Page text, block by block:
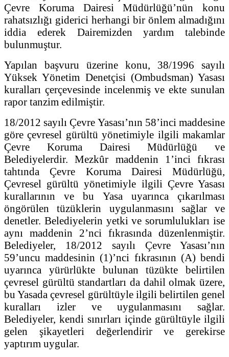
Çevre Koruma Dairesi Müdürlüğü’nün konu
rahatsızlığı giderici herhangi bir önlem almadığını
iddia ederek Dairemizden yardım talebinde
bulunmuştur.
Yapılan başvuru üzerine konu, 38/1996 sayılı
Yüksek Yönetim Denetçisi (Ombudsman) Yasası
kuralları çerçevesinde incelenmiş ve ekte sunulan
rapor tanzim edilmiştir.
18/2012 sayılı Çevre Yasası’nın 58’inci maddesine
göre çevresel gürültü yönetimiyle ilgili makamlar
Çevre Koruma Dairesi Müdürlüğü ve
Belediyelerdir. Mezkûr maddenin 1’inci fıkrası
tahtında Çevre Koruma Dairesi Müdürlüğü,
Çevresel gürültü yönetimiyle ilgili Çevre Yasası
kurallarının ve bu Yasa uyarınca çıkarılması
öngörülen tüzüklerin uygulanmasını sağlar ve
denetler. Belediyelerin yetki ve sorumlulukları ise
aynı maddenin 2’nci fıkrasında düzenlenmiştir.
Belediyeler, 18/2012 sayılı Çevre Yasası’nın
59’uncu maddesinin (1)’nci fıkrasının (A) bendi
uyarınca yürürlükte bulunan tüzükte belirtilen
çevresel gürültü standartları da dahil olmak üzere,
bu Yasada çevresel gürültüyle ilgili belirtilen genel
kuralları izler ve uygulanmasını sağlar.
Belediyeler, kendi sınırları içinde gürültüyle ilgili
gelen şikayetleri değerlendirir ve gerekirse
yaptırım uygular.